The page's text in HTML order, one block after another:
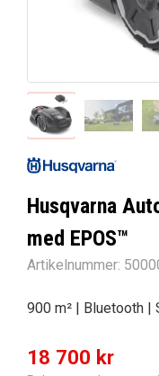
Husqvarna
med EPOS™
Artikelnummer:
900 m² | Bluetooth |
Det
18 700 kr
Det